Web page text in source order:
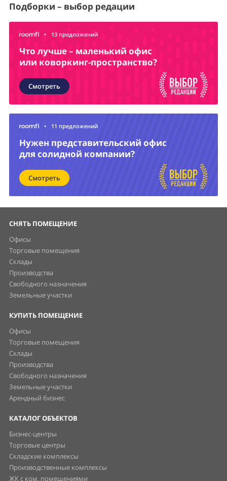
Подборки – выбор редации
• 13 предложений
Что лучше – маленький офис
или коворкинг-пространство?
Смотреть
• 11 предложений
Нужен представительский офис
для солидной компании?
Смотреть
СНЯТЬ ПОМЕЩЕНИЕ
Офисы
Торговые помещения
Склады
Производства
Свободного назначения
Земельные участки
КУПИТЬ ПОМЕЩЕНИЕ
Офисы
Торговые помещения
Склады
Производства
Свободного назначения
Земельные участки
Арендный бизнес
КАТАЛОГ ОБЪЕКТОВ
Бизнес-центры
Торговые центры
Складские комплексы
Производственные комплексы
ЖК с ком. помещениями